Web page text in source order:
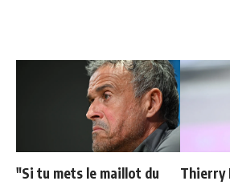
"Si tu mets le maillot du
Thierry